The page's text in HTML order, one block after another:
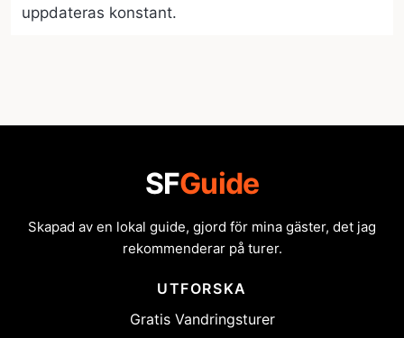
uppdateras konstant.
SFGuide
Skapad av en lokal guide, gjord för mina gäster, det jag
rekommenderar på turer.
UTFORSKA
Gratis Vandringsturer